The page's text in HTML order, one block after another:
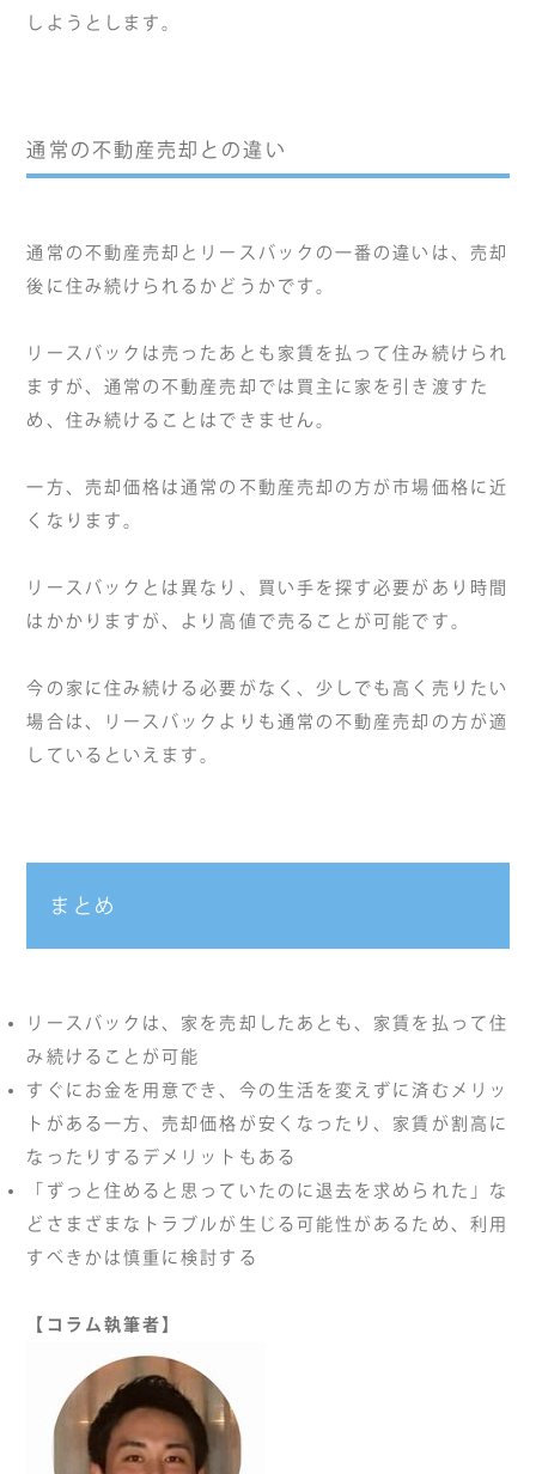
しようとします。
通常の不動産売却との違い
通常の不動産売却とリースバックの一番の違いは、売却
後に住み続けられるかどうかです。
リースバックは売ったあとも家賃を払って住み続けられ
ますが、通常の不動産売却では買主に家を引き渡すた
め、住み続けることはできません。
一方、売却価格は通常の不動産売却の方が市場価格に近
くなります。
リースバックとは異なり、買い手を探す必要があり時間
はかかりますが、より高値で売ることが可能です。
今の家に住み続ける必要がなく、少しでも高く売りたい
場合は、リースバックよりも通常の不動産売却の方が適
しているといえます。
まとめ
リースバックは、家を売却したあとも、家賃を払って住
み続けることが可能
すぐにお金を用意でき、今の生活を変えずに済むメリッ
トがある一方、売却価格が安くなったり、家賃が割高に
なったりするデメリットもある
「ずっと住めると思っていたのに退去を求められた」な
どさまざまなトラブルが生じる可能性があるため、利用
すべきかは慎重に検討する
【コラム執筆者】